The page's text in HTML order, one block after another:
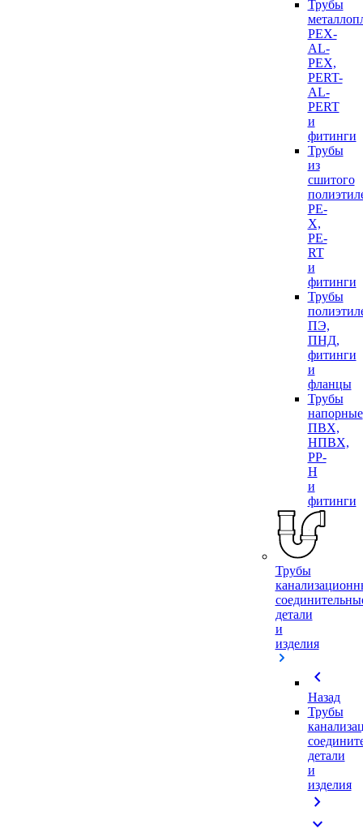
Трубы
PEX-
AL-
PEX,
PERT-
AL-
PERT
и
фитинги
Трубы
из
сшитого
PE-
X,
PE-
RT
и
фитинги
Трубы
ПЭ,
ПНД,
фитинги
и
фланцы
Трубы
напорные
ПВХ,
НПВХ,
PP-
H
и
фитинги
Трубы
детали
и
изделия
chevron_left
Назад
Трубы
детали
и
изделия
chevron_right
expand_more